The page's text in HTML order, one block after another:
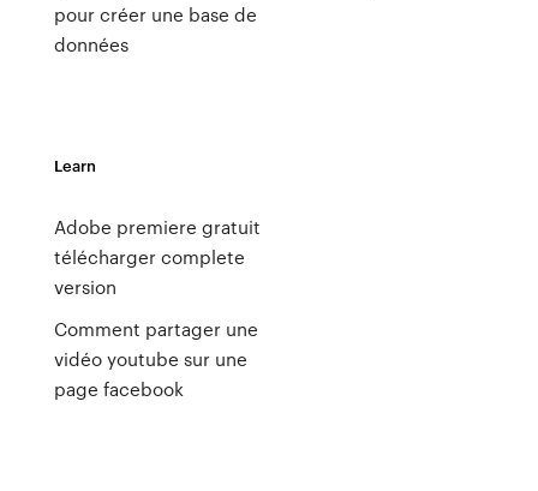
pour créer une base de
données
Learn
Adobe premiere gratuit
télécharger complete
version
Comment partager une
vidéo youtube sur une
page facebook